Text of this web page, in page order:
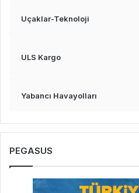
Uçaklar-Teknoloji
ULS Kargo
Yabancı Havayolları
PEGASUS